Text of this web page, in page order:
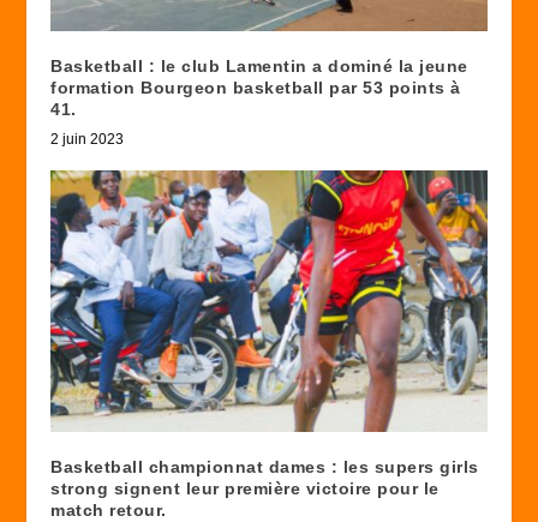
Basketball : le club Lamentin a dominé la jeune
formation Bourgeon basketball par 53 points à
41.
2 juin 2023
Basketball championnat dames : les supers girls
strong signent leur première victoire pour le
match retour.